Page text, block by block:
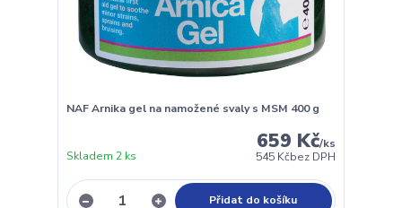
NAF Arnika gel na namožené svaly s MSM 400 g
659 Kč/ks
545 Kčbez DPH
Skladem 2 ks
Přidat do košíku